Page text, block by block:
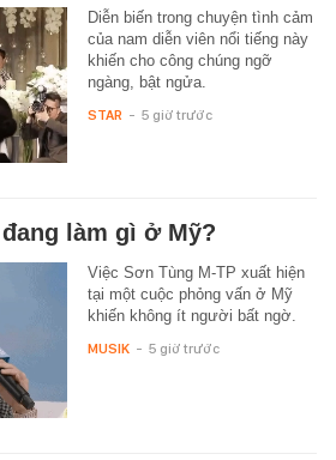
Diễn biến trong chuyện tình cảm
của nam diễn viên nổi tiếng này
khiến cho công chúng ngỡ
ngàng, bật ngửa.
STAR - 5 giờ trước
làm gì ở Mỹ?
Việc Sơn Tùng M-TP xuất hiện
tại một cuộc phỏng vấn ở Mỹ
khiến không ít người bất ngờ.
MUSIK - 5 giờ trước